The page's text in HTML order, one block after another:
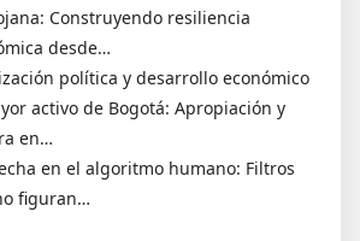
Construyendo resiliencia
desde…
política y desarrollo económico
activo de Bogotá: Apropiación y
en…
en el algoritmo humano: Filtros
figuran…